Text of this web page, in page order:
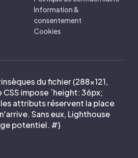
Information &
consentement
Cookies
du fichier (288×121,
impose `height: 36px;
attributs réservent la place
Sans eux, Lighthouse
potentiel. #}